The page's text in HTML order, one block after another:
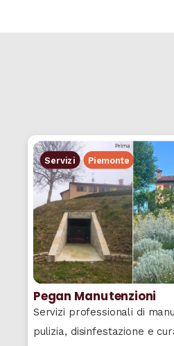
Servizi Piemonte
Pegan Manutenzioni
Servizi professionali di
pulizia, disinfestazione e